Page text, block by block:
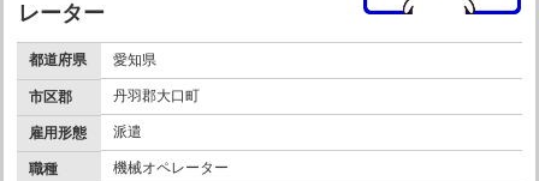
レーター
都道府県 愛知県
市区郡 丹羽郡大口町
雇用形態 派遣
職種 機械オペレーター